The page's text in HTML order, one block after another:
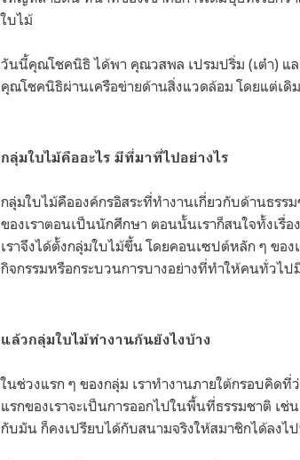
ใบไม้
วันนี้คุณโชคนิธิ ได้พา คุณวสพล​ เปรมปริ่ม (เต๋า) แ
คุณโชคนิธิผ่านเครือข่ายด้านสิ่งแวดล้อม โดยแต่
กลุ่มใบไม้คืออะไร มีที่มาที่ไปอย่างไร
กลุ่มใบไม้คือองค์กรอิสระที่ทำงานเกี่ยวกับด้านธร
ของเราตอนเป็นนักศึกษา ตอนนั้นเราก็สนใจทั้งเรื่
เราจึงได้ตั้งกลุ่มใบไม้ขึ้น โดยคอนเซปต์หลัก ๆ ขอ
กิจกรรมหรือกระบวนการบางอย่างที่ทำให้คนทั่วไ
แล้วกลุ่มใบไม้ทำงานกันยังไงบ้าง
ในช่วงแรก ๆ ของกลุ่ม เราทำงานภายใต้กรอบคิดที่
แรกของเราจะเป็นการออกไปในพื้นที่ธรรมชาติ เช่
กับมัน ก็คงเปรียบได้กับสนามจริงให้สมาชิกได้ลงไ